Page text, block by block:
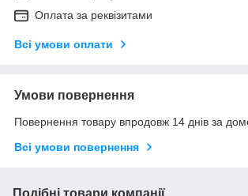
Оплата за реквізитами
Всі умови оплати
Умови повернення
Повернення товару впродовж 14 днів за
Всі умови повернення